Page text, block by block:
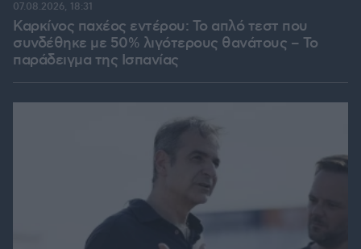
Καρκίνος παχέος εντέρου: Το απλό τεστ που
συνδέθηκε με 50% λιγότερους θανάτους – Το
παράδειγμα της Ισπανίας
07.08.2026, 18:31